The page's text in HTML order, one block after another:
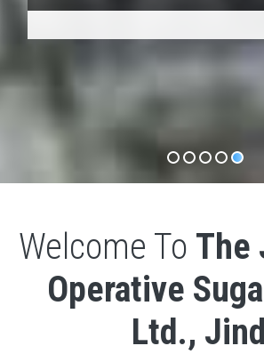
Welcome To The
Operative
Ltd., Jind